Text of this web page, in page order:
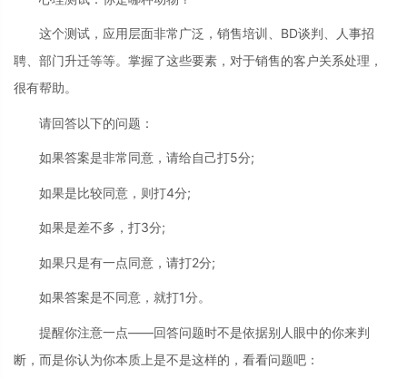
这个测试，应用层面非常广泛，销售培训、BD谈判、人事招
聘、部门升迁等等。掌握了这些要素，对于销售的客户关系处理，
很有帮助。
请回答以下的问题：
如果答案是非常同意，请给自己打5分;
如果是比较同意，则打4分;
如果是差不多，打3分;
如果只是有一点同意，请打2分;
如果答案是不同意，就打1分。
提醒你注意一点——回答问题时不是依据别人眼中的你来判
断，而是你认为你本质上是不是这样的，看看问题吧：